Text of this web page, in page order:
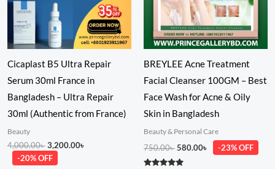
Cicaplast B5 Ultra Repair
Serum 30ml France in
Bangladesh – Ultra Repair
30ml (Authentic from France)
Beauty
4,000.00৳3,200.00৳
-20% OFF
BREYLEE Acne Treatment
Facial Cleanser 100GM – Best
Face Wash for Acne & Oily
Skin in Bangladesh
Beauty & Personal Care
750.00৳580.00৳ -23% OFF